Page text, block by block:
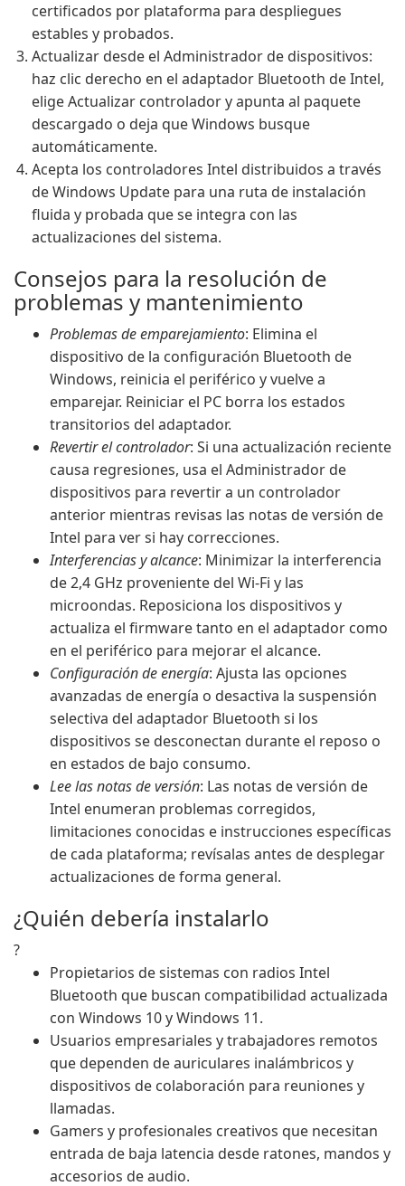
certificados por plataforma para despliegues
estables y probados.
Actualizar desde el Administrador de dispositivos:
haz clic derecho en el adaptador Bluetooth de Intel,
elige Actualizar controlador y apunta al paquete
descargado o deja que Windows busque
automáticamente.
Acepta los controladores Intel distribuidos a través
de Windows Update para una ruta de instalación
fluida y probada que se integra con las
actualizaciones del sistema.
Consejos para la resolución de
problemas y mantenimiento
Problemas de emparejamiento: Elimina el
dispositivo de la configuración Bluetooth de
Windows, reinicia el periférico y vuelve a
emparejar. Reiniciar el PC borra los estados
transitorios del adaptador.
Revertir el controlador: Si una actualización reciente
causa regresiones, usa el Administrador de
dispositivos para revertir a un controlador
anterior mientras revisas las notas de versión de
Intel para ver si hay correcciones.
Interferencias y alcance: Minimizar la interferencia
de 2,4 GHz proveniente del Wi-Fi y las
microondas. Reposiciona los dispositivos y
actualiza el firmware tanto en el adaptador como
en el periférico para mejorar el alcance.
Configuración de energía: Ajusta las opciones
avanzadas de energía o desactiva la suspensión
selectiva del adaptador Bluetooth si los
dispositivos se desconectan durante el reposo o
en estados de bajo consumo.
Lee las notas de versión: Las notas de versión de
Intel enumeran problemas corregidos,
limitaciones conocidas e instrucciones específicas
de cada plataforma; revísalas antes de desplegar
actualizaciones de forma general.
¿Quién debería instalarlo
?
Propietarios de sistemas con radios Intel
Bluetooth que buscan compatibilidad actualizada
con Windows 10 y Windows 11.
Usuarios empresariales y trabajadores remotos
que dependen de auriculares inalámbricos y
dispositivos de colaboración para reuniones y
llamadas.
Gamers y profesionales creativos que necesitan
entrada de baja latencia desde ratones, mandos y
accesorios de audio.